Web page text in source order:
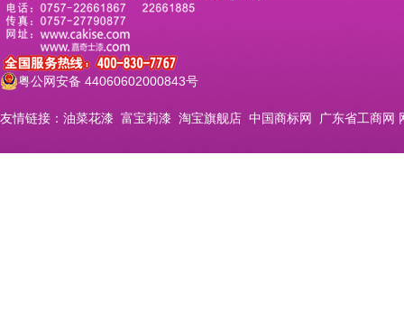
粤公网安备 44060602000843号
友情链接： 油菜花漆 富宝莉漆 淘宝旗舰店 中国商标网 广东省工商网